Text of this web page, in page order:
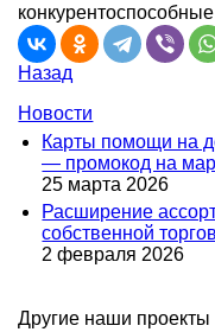
Назад
Новости
Карты помощи на
— промокод на
25 марта 2026
Расширение
собственной
2 февраля 2026
Другие наши проекты